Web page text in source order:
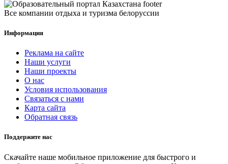
Все компании отдыха и туризма белоруссии
Информация
Реклама на сайте
Наши услуги
Наши проекты
О нас
Условия использования
Связаться с нами
Карта сайта
Обратная связь
Поддержите нас
Скачайте наше мобильное приложение для быстрого и